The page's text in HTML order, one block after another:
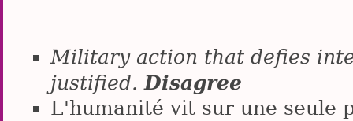
Military action that defies
justified.Disagree
L'humanité vit sur une seule